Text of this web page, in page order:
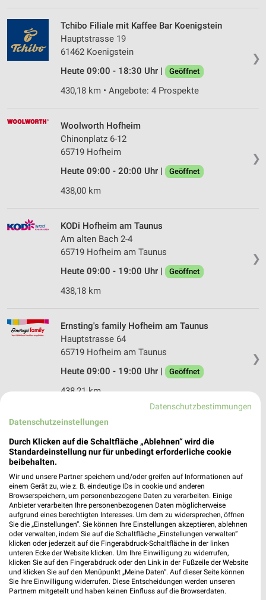
❯
Tchibo Filiale mit Kaffee Bar Koenigstein
Hauptstrasse 19
61462 Koenigstein
Heute 09:00 - 18:30 Uhr |
Geöffnet
430,18 km • Angebote: 4 Prospekte
❯
Woolworth Hofheim
Chinonplatz 6-12
65719 Hofheim
Heute 09:00 - 20:00 Uhr |
Geöffnet
438,00 km
❯
KODi Hofheim am Taunus
Am alten Bach 2-4
65719 Hofheim am Taunus
Heute 09:00 - 19:00 Uhr |
Geöffnet
438,18 km
❯
Ernsting's family Hofheim am Taunus
Hauptstrasse 64
65719 Hofheim am Taunus
Heute 09:00 - 19:00 Uhr |
Geöffnet
438,21 km
Tchibo Filiale mit Kaffee Bar Hofheim
Hauptstrasse 71
65719 Hofheim
Heute 09:30 - 19:00 Uhr |
Geöffnet
438,21 km • Angebote: 4 Prospekte
Tchibo Filiale mit Kaffee Bar Frankfurt
Tituscorso 2
60439 Frankfurt
Heute 09:30 - 20:00 Uhr | Geöffnet
422,69 km • Angebote: 4 Prospekte
Datenschutzbestimmungen
Datenschutzeinstellungen
Durch Klicken auf die Schaltfläche „Ablehnen“ wird die
Standardeinstellung nur für unbedingt erforderliche cookie
beibehalten.
Wir und unsere Partner speichern und/oder greifen auf Informationen auf
einem Gerät zu, wie z. B. eindeutige IDs in cookie und anderen
Browserspeichern, um personenbezogene Daten zu verarbeiten. Einige
Anbieter verarbeiten Ihre personenbezogenen Daten möglicherweise
aufgrund eines berechtigten Interesses. Um dem zu widersprechen, öffnen
Sie die „Einstellungen“. Sie können Ihre Einstellungen akzeptieren, ablehnen
oder verwalten, indem Sie auf die Schaltfläche „Einstellungen verwalten“
klicken oder jederzeit auf die Fingerabdruck-Schaltfläche in der linken
unteren Ecke der Website klicken. Um Ihre Einwilligung zu widerrufen,
klicken Sie auf den Fingerabdruck oder den Link in der Fußzeile der Website
und klicken Sie auf den Menüpunkt „Meine Daten“. Auf dieser Seite können
Sie Ihre Einwilligung widerrufen. Diese Entscheidungen werden unseren
Partnern mitgeteilt und haben keinen Einfluss auf die Browserdaten.